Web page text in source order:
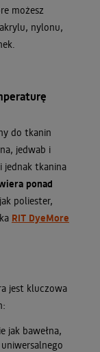
możesz
nylonu,
do tkanin
jedwab i
jednak tkanina
ponad
poliester,
RIT DyeMore
jest kluczowa
jak bawełna,